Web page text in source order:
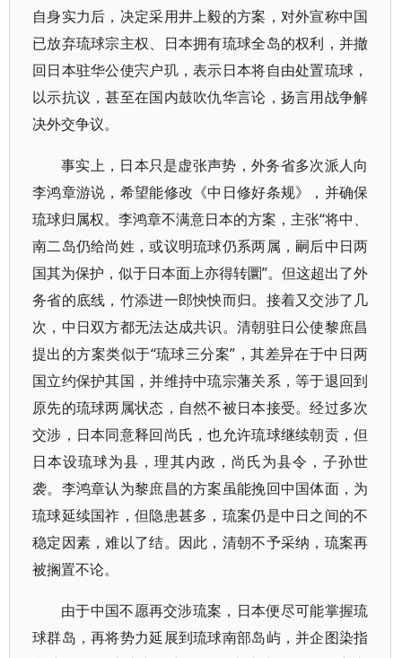
自身实力后，决定采用井上毅的方案，对外宣称中国
已放弃琉球宗主权、日本拥有琉球全岛的权利，并撤
回日本驻华公使宍户玑，表示日本将自由处置琉球，
以示抗议，甚至在国内鼓吹仇华言论，扬言用战争解
决外交争议。
事实上，日本只是虚张声势，外务省多次派人向
李鸿章游说，希望能修改《中日修好条规》，并确保
琉球归属权。李鸿章不满意日本的方案，主张“将中、
南二岛仍给尚姓，或议明琉球仍系两属，嗣后中日两
国其为保护，似于日本面上亦得转圜”。但这超出了外
务省的底线，竹添进一郎怏怏而归。接着又交涉了几
次，中日双方都无法达成共识。清朝驻日公使黎庶昌
提出的方案类似于“琉球三分案”，其差异在于中日两
国立约保护其国，并维持中琉宗藩关系，等于退回到
原先的琉球两属状态，自然不被日本接受。经过多次
交涉，日本同意释回尚氏，也允许琉球继续朝贡，但
日本设琉球为县，理其内政，尚氏为县令，子孙世
袭。李鸿章认为黎庶昌的方案虽能挽回中国体面，为
琉球延续国祚，但隐患甚多，琉案仍是中日之间的不
稳定因素，难以了结。因此，清朝不予采纳，琉案再
被搁置不论。
由于中国不愿再交涉琉案，日本便尽可能掌握琉
球群岛，再将势力延展到琉球南部岛屿，并企图染指